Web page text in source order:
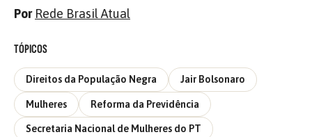
Por Rede Brasil Atual
TÓPICOS
Direitos da População Negra Jair Bolsonaro
Mulheres Reforma da Previdência
Secretaria Nacional de Mulheres do PT